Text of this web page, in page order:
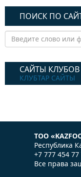
ПОИСК ПО
САЙТЫ КЛУБОВ
КЛУБТАР САЙТЫ
ТОО
Республика
+7 777 454 77
Все права